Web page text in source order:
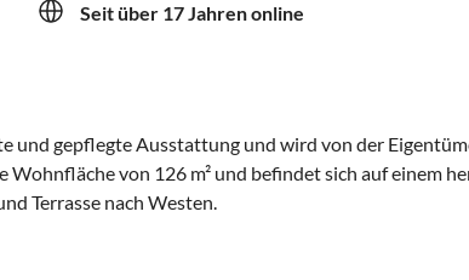
Seit über 17 Jahren online
und gepflegte Ausstattung und wird von der
Wohnfläche von 126 m² und befindet sich auf einem
Terrasse nach Westen.